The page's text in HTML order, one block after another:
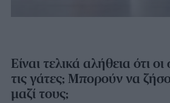
Είναι τελικά αλήθεια ότι
τις γάτες; Μπορούν να
μαζί τους;